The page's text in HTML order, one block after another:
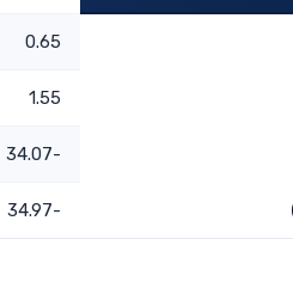
0.65
1.55
-34.07
-34.97